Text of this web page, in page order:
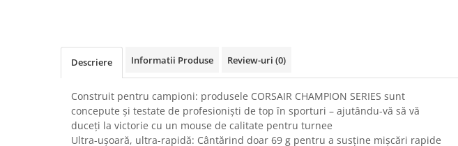
Uscatoare rufe
Utilaje si materiale de constructii
Laptop, Tablete & Telefoane
Accesorii tablete
Laptopuri si Accesorii
Telefoane Mobile & accesorii
Descriere Informatii Produse Review-uri (0)
Construit pentru campioni: produsele CORSAIR CHAMPION SERIES sunt
concepute și testate de profesioniști de top în sporturi – ajutându-vă să vă
duceți la victorie cu un mouse de calitate pentru turnee
Ultra-ușoară, ultra-rapidă: Cântărind doar 69 g pentru a susține mișcări rapide